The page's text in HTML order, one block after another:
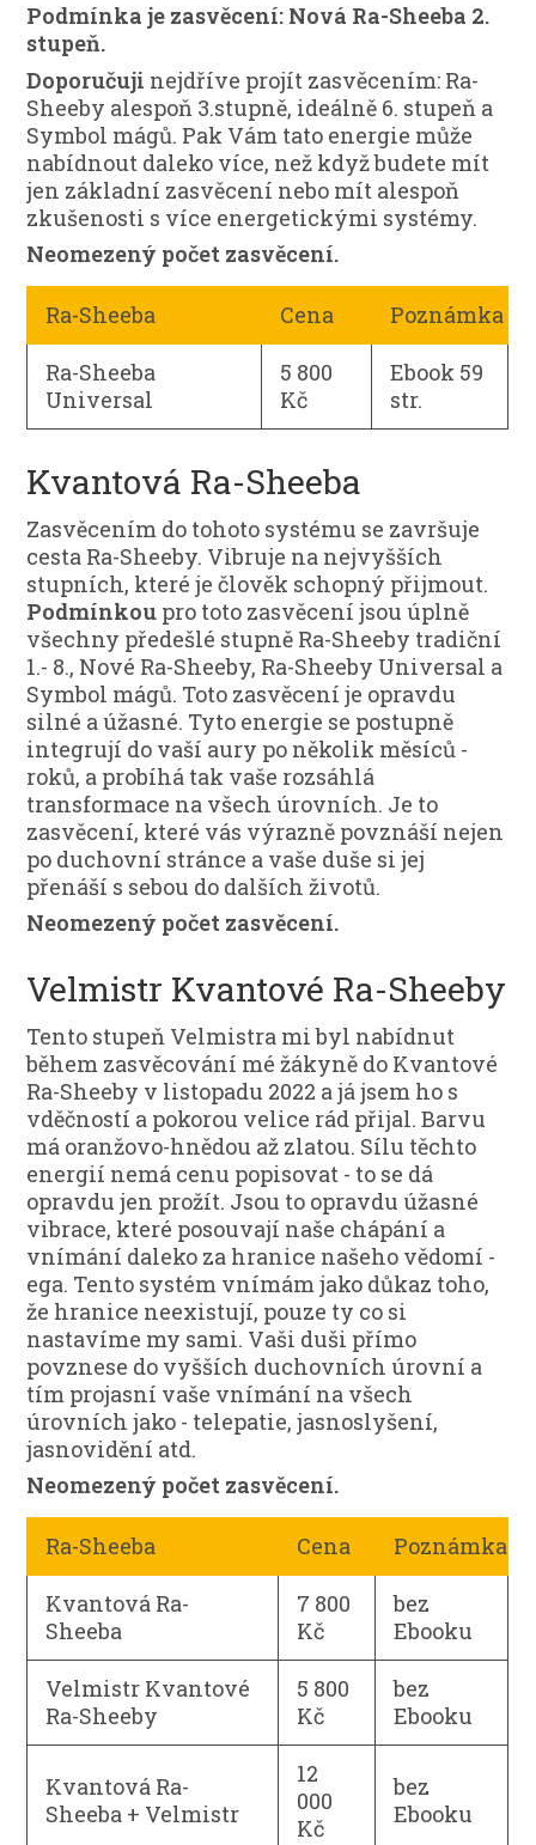
Podmínka je zasvěcení: Nová Ra-Sheeba 2.
stupeň.
Doporučuji nejdříve projít zasvěcením: Ra-
Sheeby alespoň 3.stupně, ideálně 6. stupeň a
Symbol mágů. Pak Vám tato energie může
nabídnout daleko více, než když budete mít
jen základní zasvěcení nebo mít alespoň
zkušenosti s více energetickými systémy.
Neomezený počet zasvěcení.
Ra-Sheeba Cena
Poznámka
Ra-Sheeba
Universal
5 800
Kč
Ebook 59
str.
Kvantová Ra-Sheeba
Zasvěcením do tohoto systému se završuje
cesta Ra-Sheeby. Vibruje na nejvyšších
stupních, které je člověk schopný přijmout.
Podmínkou pro toto zasvěcení jsou úplně
všechny předešlé stupně Ra-Sheeby tradiční
1.- 8., Nové Ra-Sheeby, Ra-Sheeby Universal a
Symbol mágů. Toto zasvěcení je opravdu
silné a úžasné. Tyto energie se postupně
integrují do vaší aury po několik měsíců -
roků, a probíhá tak vaše rozsáhlá
transformace na všech úrovních. Je to
zasvěcení, které vás výrazně povznáší nejen
po duchovní stránce a vaše duše si jej
přenáší s sebou do dalších životů.
Neomezený počet zasvěcení.
Velmistr Kvantové Ra-Sheeby
Tento stupeň Velmistra mi byl nabídnut
během zasvěcování mé žákyně do Kvantové
Ra-Sheeby v listopadu 2022 a já jsem ho s
vděčností a pokorou velice rád přijal. Barvu
má oranžovo-hnědou až zlatou. Sílu těchto
energií nemá cenu popisovat - to se dá
opravdu jen prožít. Jsou to opravdu úžasné
vibrace, které posouvají naše chápání a
vnímání daleko za hranice našeho vědomí -
ega. Tento systém vnímám jako důkaz toho,
že hranice neexistují, pouze ty co si
nastavíme my sami. Vaši duši přímo
povznese do vyšších duchovních úrovní a
tím projasní vaše vnímání na všech
úrovních jako - telepatie, jasnoslyšení,
jasnovidění atd.
Neomezený počet zasvěcení.
Ra-Sheeba Cena
Poznámka
Kvantová Ra-
Sheeba
7 800
Kč
bez
Ebooku
Velmistr Kvantové
Ra-Sheeby
5 800
Kč
bez
Ebooku
Kvantová Ra-
Sheeba + Velmistr
12
000
Kč
bez
Ebooku